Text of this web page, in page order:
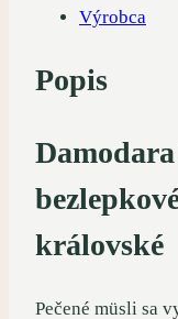
Výrobca
Popis
královské
Pečené müsli sa